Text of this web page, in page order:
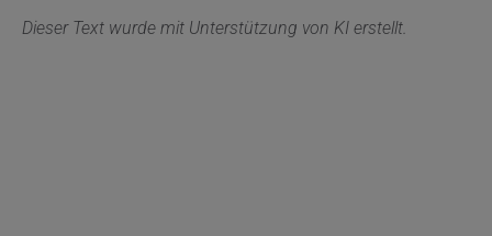
Dieser Text wurde mit Unterstützung von KI erstellt.